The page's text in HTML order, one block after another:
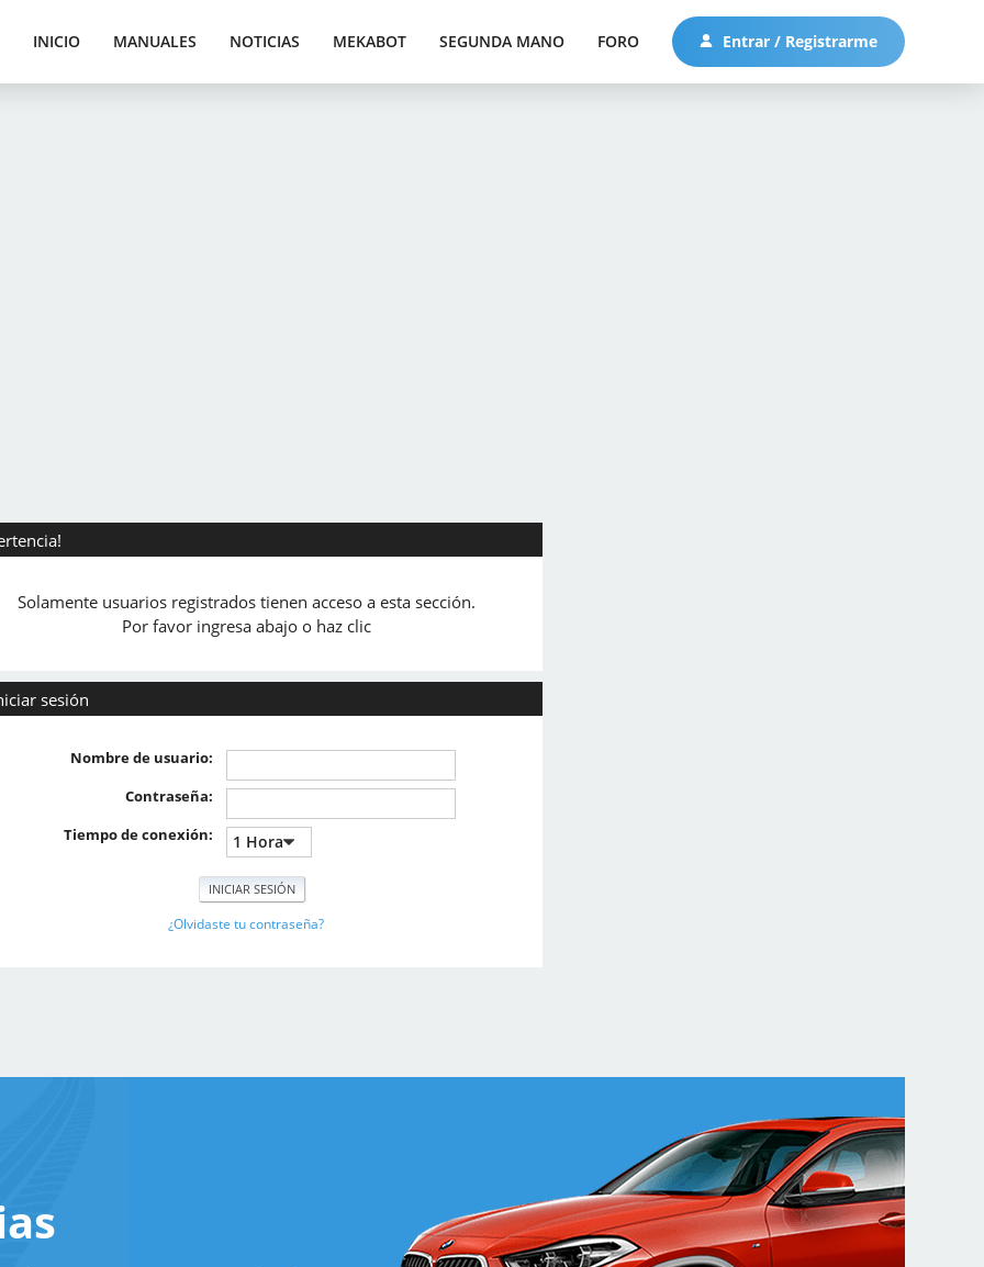
INICIO MANUALES NOTICIAS MEKABOT SEGUNDA MANO FORO Entrar / Registrarme
Solamente usuarios registrados tienen acceso a esta sección.
Por favor ingresa abajo o haz clic
sesión
Nombre de usuario:
Contraseña:
Tiempo de conexión:
¿Olvidaste tu contraseña?